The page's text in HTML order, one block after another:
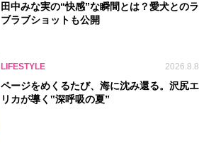
田中みな実の“快感”な瞬間とは？愛犬とのラ
ブラブショットも公開
LIFESTYLE 2026.8.8
ページをめくるたび、海に沈み還る。沢尻エ
リカが導く‟深呼吸の夏”